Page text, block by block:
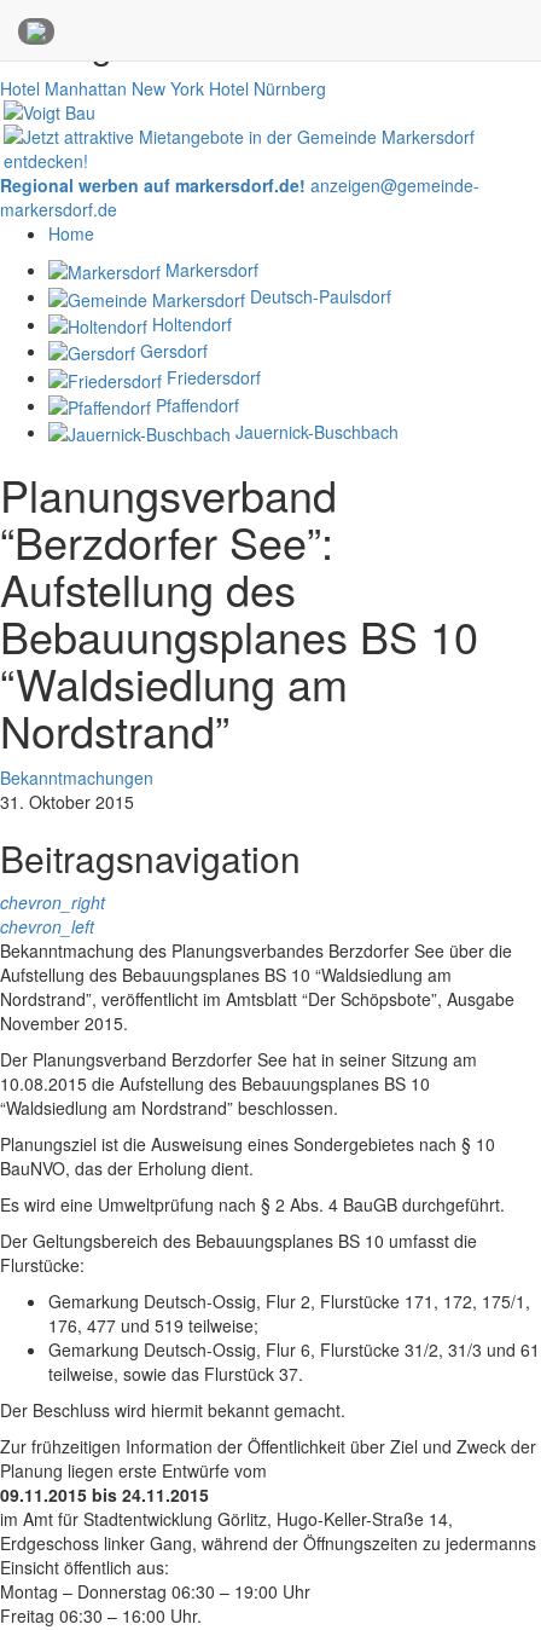
Anzeigen
Hotel Manhattan New York Hotel Nürnberg
Regional werben auf markersdorf.de! anzeigen@gemeinde-
markersdorf.de
Home
Markersdorf
Deutsch-Paulsdorf
Holtendorf
Gersdorf
Friedersdorf
Pfaffendorf
Jauernick-Buschbach
Planungsverband
“Berzdorfer See”:
Aufstellung des
Bebauungsplanes BS 10
“Waldsiedlung am
Nordstrand”
Bekanntmachungen
31. Oktober 2015
Beitragsnavigation
chevron_right
chevron_left
Bekanntmachung des Planungsverbandes Berzdorfer See über die
Aufstellung des Bebauungsplanes BS 10 “Waldsiedlung am
Nordstrand”, veröffentlicht im Amtsblatt “Der Schöpsbote”, Ausgabe
November 2015.
Der Planungsverband Berzdorfer See hat in seiner Sitzung am
10.08.2015 die Aufstellung des Bebauungsplanes BS 10
“Waldsiedlung am Nordstrand” beschlossen.
Planungsziel ist die Ausweisung eines Sondergebietes nach § 10
BauNVO, das der Erholung dient.
Es wird eine Umweltprüfung nach § 2 Abs. 4 BauGB durchgeführt.
Der Geltungsbereich des Bebauungsplanes BS 10 umfasst die
Flurstücke:
Gemarkung Deutsch-Ossig, Flur 2, Flurstücke 171, 172, 175/1,
176, 477 und 519 teilweise;
Gemarkung Deutsch-Ossig, Flur 6, Flurstücke 31/2, 31/3 und 61
teilweise, sowie das Flurstück 37.
Der Beschluss wird hiermit bekannt gemacht.
Zur frühzeitigen Information der Öffentlichkeit über Ziel und Zweck der
Planung liegen erste Entwürfe vom
09.11.2015 bis 24.11.2015
im Amt für Stadtentwicklung Görlitz, Hugo-Keller-Straße 14,
Erdgeschoss linker Gang, während der Öffnungszeiten zu jedermanns
Einsicht öffentlich aus:
Montag – Donnerstag 06:30 – 19:00 Uhr
Freitag 06:30 – 16:00 Uhr.